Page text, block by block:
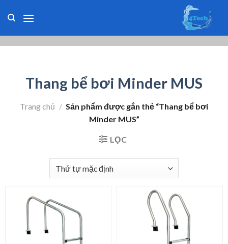
Thang bể bơi Minder MUS
Trang chủ / Sản phẩm được gắn thẻ “Thang bể bơi
Minder MUS”
LỌC